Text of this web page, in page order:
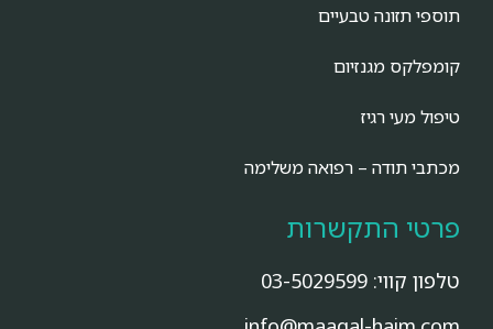
תוספי תזונה טבעיים
קומפלקס מגנזיום
טיפול מעי רגיז
מכתבי תודה – רפואה משלימה
פרטי התקשרות
טלפון קווי: 03-5029599